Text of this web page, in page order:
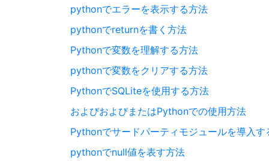
pythonでエラーを表示する方法
pythonでreturnを書く方法
Pythonで変数を理解する方法
pythonで変数をクリアする方法
PythonでSQLiteを使用する方法
およびおよびまたはPythonでの使用方法
Pythonでサードパーティモジュールを導入す
pythonでnull値を表す方法